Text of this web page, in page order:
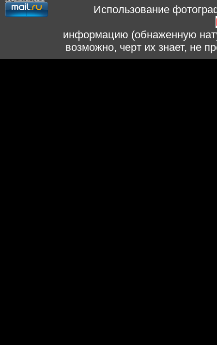
Использование
информацию (обнаженную
возможно, черт их знает, не